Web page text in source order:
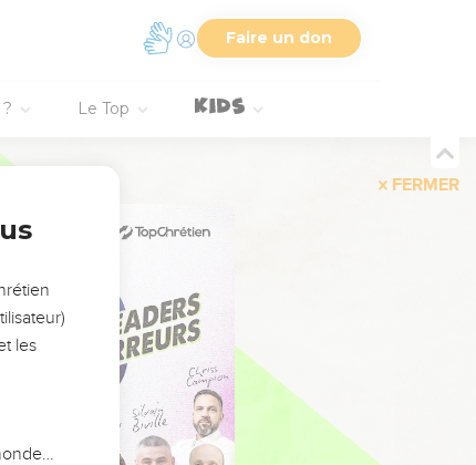
Faire un don
Le Top
FERMER
les